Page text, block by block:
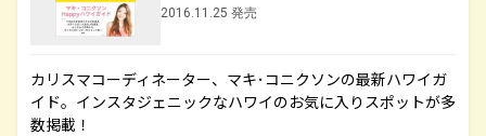
2016.11.25 発売
カリスマコーディネーター、マキ･コニクソンの最新ハワイガ
イド。インスタジェニックなハワイのお気に入りスポットが多
数掲載！